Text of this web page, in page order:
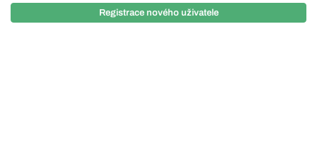
Registrace nového uživatele